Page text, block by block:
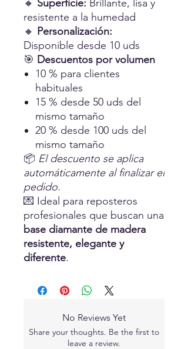
🔸 Superficie: Brillante, lisa y
resistente a la humedad
🔸 Personalización:
Disponible desde 10 uds
🎯 Descuentos por volumen
10 % para clientes
habituales
15 % desde 50 uds del
mismo tamaño
20 % desde 100 uds del
mismo tamaño
📦 El descuento se aplica
automáticamente al finalizar el
pedido.
💌 Ideal para reposteros
profesionales que buscan una
base diamante de madera
resistente, elegante y
diferente.
No Reviews Yet
Share your thoughts. Be the first to
leave a review.